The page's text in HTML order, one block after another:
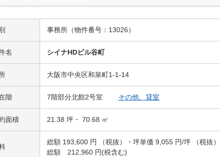
事務所（物件番号：13026）
名 シイナHDビル谷町
大阪市中央区和泉町1-1-14
階 7階部分北館2号室 その他、貸室
面積 21.38 坪・ 70.68 ㎡
総額 193,600 円 （税抜）・坪単価 9,055 円/坪 （税抜）
総額 212,960 円(税含む)